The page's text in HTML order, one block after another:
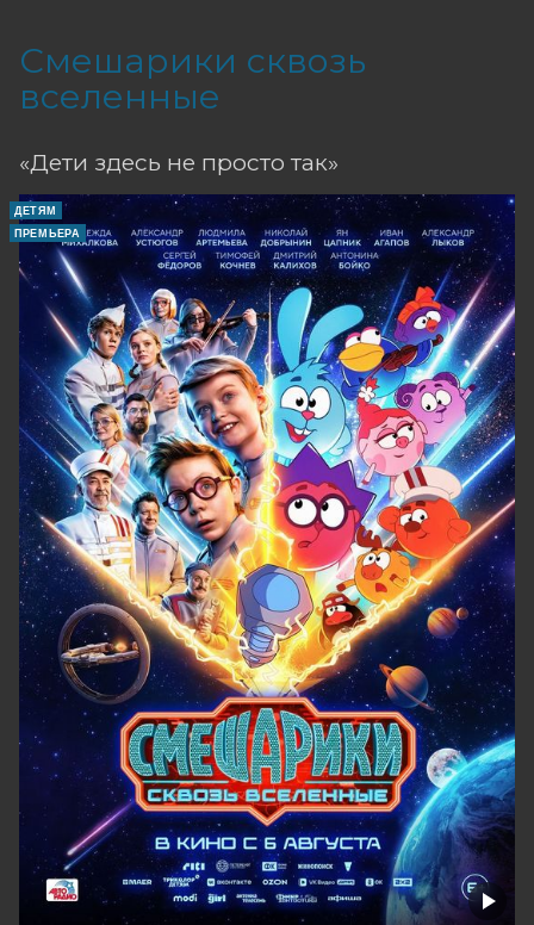
Смешарики сквозь
вселенные
«Дети здесь не просто так»
ДЕТЯМ
ПРЕМЬЕРА